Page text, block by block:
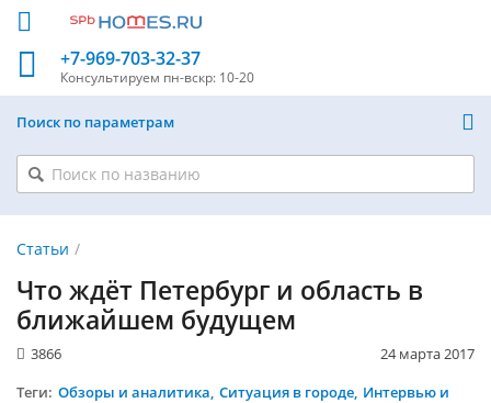
+7-969-703-32-37
Консультируем пн-вскр: 10-20
Поиск по параметрам
Статьи
Что ждёт Петербург и область в
ближайшем будущем
24 марта 2017
3866
Теги: Обзоры и аналитика Ситуация в городе Интервью и